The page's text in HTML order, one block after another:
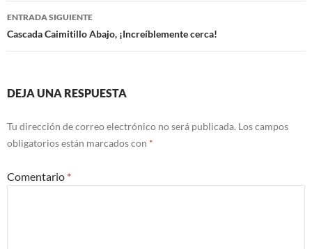
de
entradas
ENTRADA SIGUIENTE
Cascada Caimitillo Abajo, ¡Increíblemente cerca!
DEJA UNA RESPUESTA
Tu dirección de correo electrónico no será publicada. Los campos
obligatorios están marcados con *
Comentario *